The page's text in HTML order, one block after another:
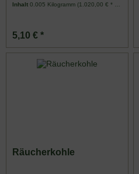
Inhalt0.005 Kilogramm (1.020,00 € * / 1 Kilogramm)
5,10 € *
Räucherkohle